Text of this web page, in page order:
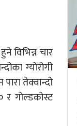
विभिन्न चार
ग्योरोगी
तेक्वान्दो
र गोल्डकोस्ट